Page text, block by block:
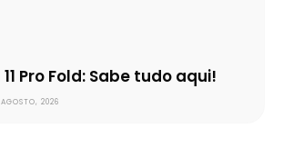
Pro Fold: Sabe tudo aqui!
2026